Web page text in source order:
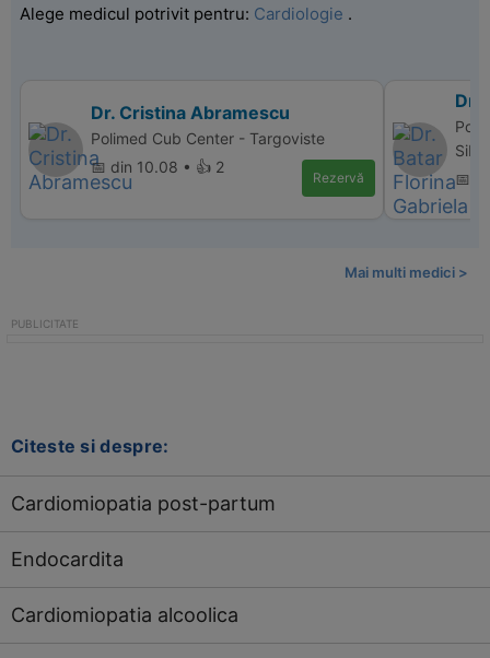
Alege medicul potrivit pentru: Cardiologie .
Dr. Cristina Abramescu
Polimed Cub Center - Targoviste
📅 din 10.08 • 👍 2
Rezervă
Dr.
Sibiu
📅
Mai multi medici >
Citeste si despre:
Cardiomiopatia post-partum
Endocardita
Cardiomiopatia alcoolica